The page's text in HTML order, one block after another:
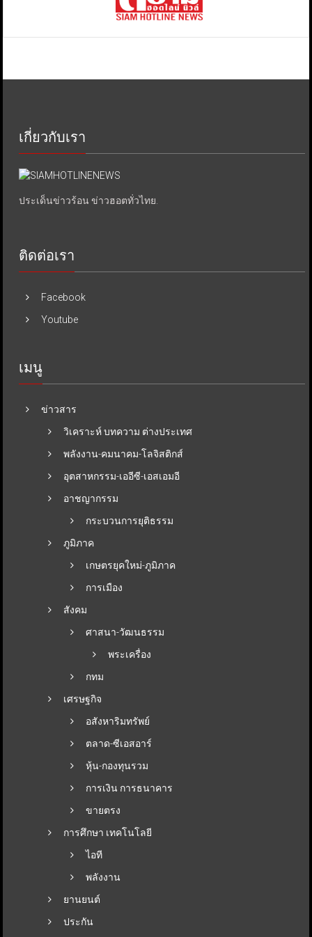
เกี่ยวกับเรา
ประเด็นข่าวร้อน ข่าวฮอตทั่วไทย.
ติดต่อเรา
Facebook
Youtube
เมนู
ข่าวสาร
วิเคราะห์ บทความ ต่างประเทศ
พลังงาน-คมนาคม-โลจิสติกส์
อุตสาหกรรม-เออีซี-เอสเอมอี
อาชญากรรม
กระบวนการยุติธรรม
ภูมิภาค
เกษตรยุคใหม่-ภูมิภาค
การเมือง
สังคม
ศาสนา-วัฒนธรรม
พระเครื่อง
กทม
เศรษฐกิจ
อสังหาริมทรัพย์
ตลาด-ซีเอสอาร์
หุ้น-กองทุนรวม
การเงิน การธนาคาร
ขายตรง
การศึกษา เทคโนโลยี
ไอที
พลังงาน
ยานยนต์
ประกัน